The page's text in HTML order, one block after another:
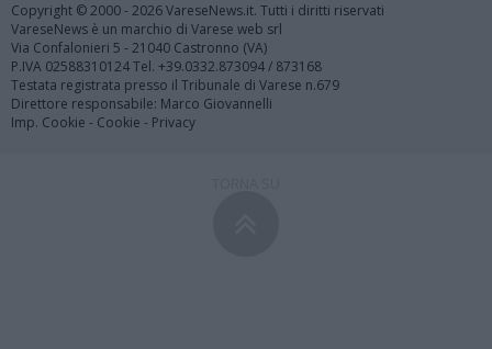
Copyright © 2000 - 2026 VareseNews.it. Tutti i diritti riservati
VareseNews è un marchio di Varese web srl
Via Confalonieri 5 - 21040 Castronno (VA)
P.IVA 02588310124 Tel. +39.0332.873094 / 873168
Testata registrata presso il Tribunale di Varese n.679
Direttore responsabile: Marco Giovannelli
Imp. Cookie - Cookie - Privacy